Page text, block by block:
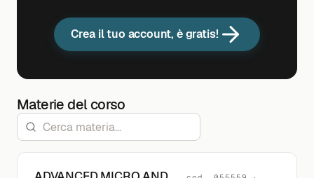
Crea il tuo account, è gratis!
Materie del corso